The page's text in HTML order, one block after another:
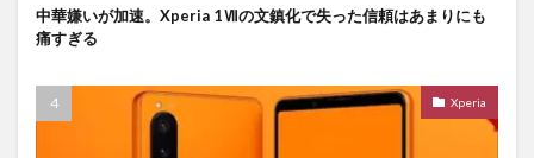
中華嫌いが加速。Xperia 1Ⅶの文鎮化で失った信頼はあまりにも
痛すぎる
Xperia